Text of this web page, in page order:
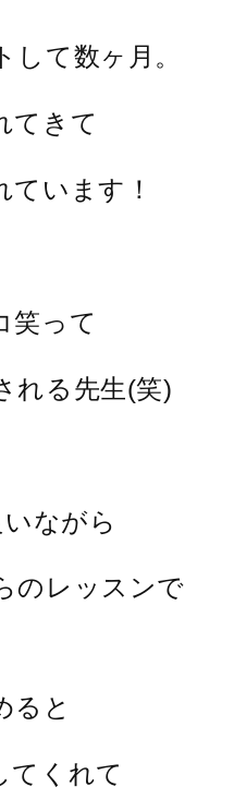
して数ヶ月。
てきて
ています！
笑って
れる先生(笑)
ながら
のレッスンで
ると
てくれて